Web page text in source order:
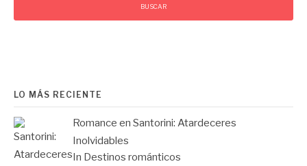
LO MÁS RECIENTE
Romance en Santorini: Atardeceres
Inolvidables
In Destinos románticos